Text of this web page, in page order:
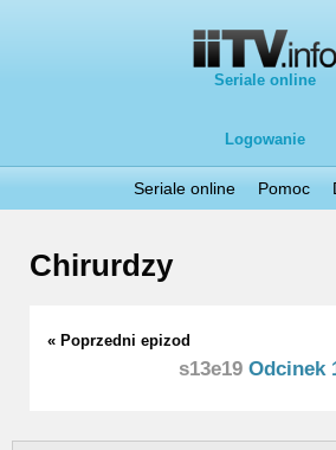
Seriale online
Logowanie
Seriale online Pomoc
Chirurdzy
« Poprzedni epizod
s13e19Odcinek